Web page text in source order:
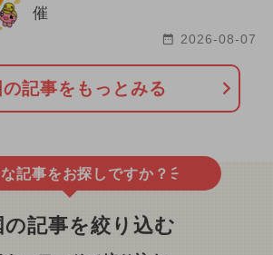
催
2026-08-07
記事をもっとみる
記事をお探しですか？
の記事を絞り込む